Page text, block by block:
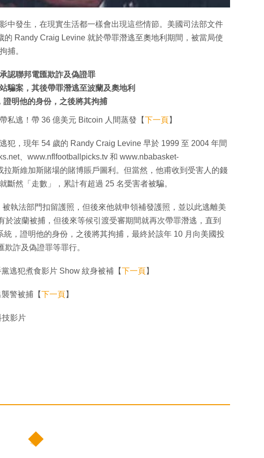
中發生，在現實生活都一樣會出現這些情節。美國司法部文件
Randy Craig Levine 就於帶罪潛逃至奧地利期間，被當局使
捕。
認聯邦電匯欺詐及偽證罪
騙案，其後帶罪潛逃至波蘭及奧地利
明他的身份，之後將其拘捕
私逃！帶 36 億美元 Bitcoin 人間蒸發【下一頁】
犯，現年 54 歲的 Randy Craig Levine 早於 1999 至 2004 年間
、www.nflfootballpicks.tv 和 www.nbabasket-
斯維加斯賭場的賭博賬戶圖利。但當然，他甫收到受害人的錢
斷然「走數」，累計有超過 25 名受害者被騙。
執法部門扣留護照，但後來他就申領補發護照，並以此逃離美
於波蘭被捕，但後來等候引渡受審期間就再次帶罪潛逃，直到
，證明他的身份，之後將其拘捕，最終於該年 10 月向美國投
詐及偽證罪等罪行。
逃犯煮食影片 Show 紋身被補【下一頁】
警被捕【下一頁】
技影片